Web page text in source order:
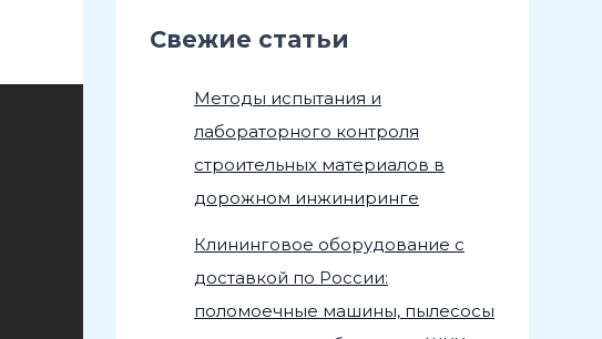
Свежие статьи
Методы испытания и
лабораторного контроля
строительных материалов в
дорожном инжиниринге
Клининговое оборудование с
доставкой по России:
поломоечные машины, пылесосы